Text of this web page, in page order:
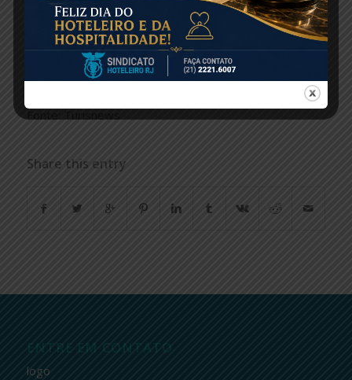
muito mercado ainda para crescer”, disse Gustavo
Tutuca, secretário de Estado de Turismo.
Share this entry
ENTRE EM CONTATO
logo